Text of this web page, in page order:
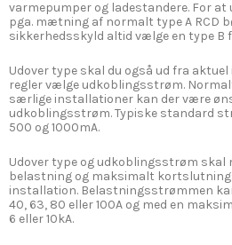
varmepumper og ladestandere. For at
pga. mætning af normalt type A RCD
sikkerhedsskyld altid vælge en type B
Udover type skal du også ud fra
regler vælge udkoblingsstrøm.
særlige installationer kan der være
udkoblingsstrøm. Typiske standard
500 og 1000mA.
Udover type og udkoblingsstrøm
belastning og maksimalt
installation. Belastningsstrømmen
40, 63, 80 eller 100A og med en
6 eller 10kA.